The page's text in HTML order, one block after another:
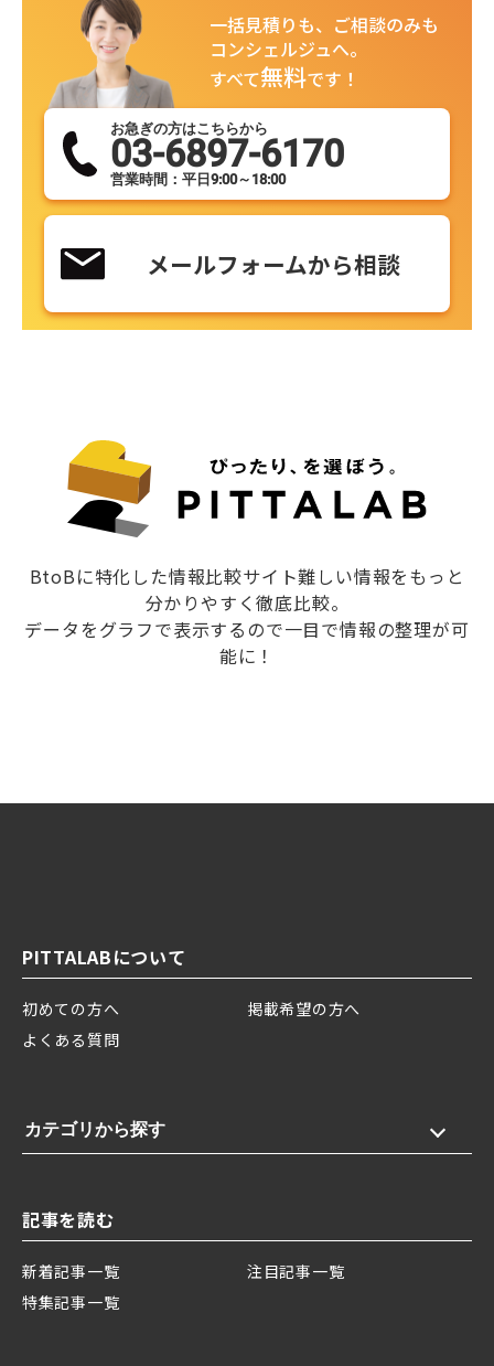
一括見積りも、ご相談のみも
コンシェルジュへ。
すべて無料です！
お急ぎの方はこちらから
03-6897-6170
営業時間：平日9:00～18:00
メールフォームから相談
BtoBに特化した情報比較サイト難しい情報をもっと
分かりやすく徹底比較。
データをグラフで表示するので一目で情報の整理が可
能に！
PITTALABについて
初めての方へ
掲載希望の方へ
よくある質問
カテゴリから探す
記事を読む
新着記事一覧
注目記事一覧
特集記事一覧